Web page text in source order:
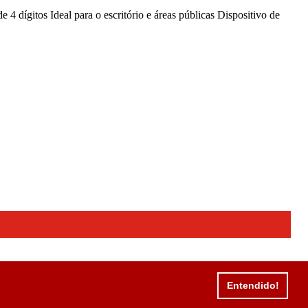
Entendido!
4 dígitos Ideal para o escritório e áreas públicas Dispositivo de